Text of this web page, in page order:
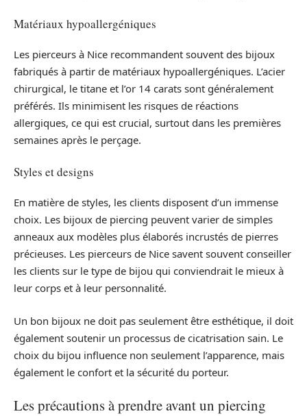
Matériaux hypoallergéniques
Les pierceurs à Nice recommandent souvent des bijoux
fabriqués à partir de matériaux hypoallergéniques. L’acier
chirurgical, le titane et l’or 14 carats sont généralement
préférés. Ils minimisent les risques de réactions
allergiques, ce qui est crucial, surtout dans les premières
semaines après le perçage.
Styles et designs
En matière de styles, les clients disposent d’un immense
choix. Les bijoux de piercing peuvent varier de simples
anneaux aux modèles plus élaborés incrustés de pierres
précieuses. Les pierceurs de Nice savent souvent conseiller
les clients sur le type de bijou qui conviendrait le mieux à
leur corps et à leur personnalité.
Un bon bijoux ne doit pas seulement être esthétique, il doit
également soutenir un processus de cicatrisation sain. Le
choix du bijou influence non seulement l’apparence, mais
également le confort et la sécurité du porteur.
Les précautions à prendre avant un piercing